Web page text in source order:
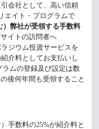
会社として、高い信頼
エイト・プログラムで
）弊社が受領する手数料
イトの訪問者へ
ジウム投資サービスを
介料としてお支払いし
ムの登録及び設定は数
後何年間も受領すること
手数料の25%が紹介料と